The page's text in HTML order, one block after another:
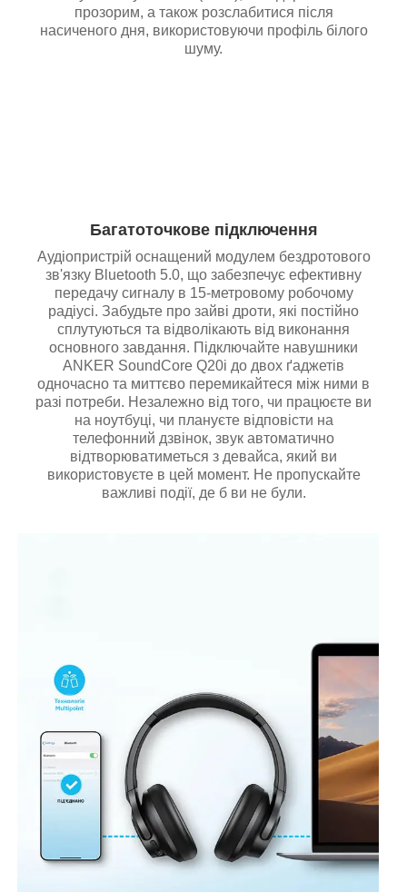
прозорим, а також розслабитися після
насиченого дня, використовуючи профіль білого
шуму.
Багатоточкове підключення
Аудіопристрій оснащений модулем бездротового
зв'язку Bluetooth 5.0, що забезпечує ефективну
передачу сигналу в 15-метровому робочому
радіусі. Забудьте про зайві дроти, які постійно
сплутуються та відволікають від виконання
основного завдання. Підключайте навушники
ANKER SoundCore Q20i до двох ґаджетів
одночасно та миттєво перемикайтеся між ними в
разі потреби. Незалежно від того, чи працюєте ви
на ноутбуці, чи плануєте відповісти на
телефонний дзвінок, звук автоматично
відтворюватиметься з девайса, який ви
використовуєте в цей момент. Не пропускайте
важливі події, де б ви не були.